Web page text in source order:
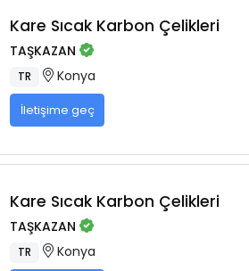
Kare Sıcak Karbon Çelikleri
TAŞKAZAN
TR Konya
İletişime geç
Kare Sıcak Karbon Çelikleri
TAŞKAZAN
TR Konya